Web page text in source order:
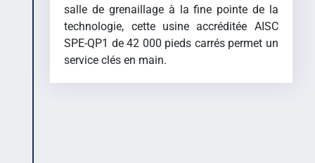
salle de grenaillage à la fine pointe de la
technologie, cette usine accréditée AISC
SPE-QP1 de 42 000 pieds carréspermet un
service clés en main.